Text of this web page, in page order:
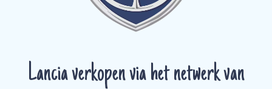
Lancia verkopen via het netwerk van